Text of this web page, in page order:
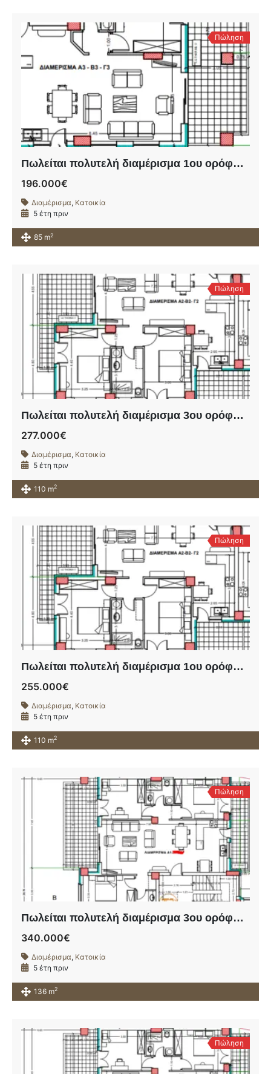
Πώληση
Πωλείται πολυτελή διαμέρισμα 1ου ορόφου σε υπό ανέγερση οικοδομή πλησίον της οδού Ηρώων Πολυτεχνείου.
196.000€
Διαμέρισμα, Κατοικία
5 έτη πριν
85 m2
Πώληση
Πωλείται πολυτελή διαμέρισμα 3ου ορόφου σε υπό ανέγερση οικοδομή πλησίον της οδού Ηρώων Πολυτεχνείου.
277.000€
Διαμέρισμα, Κατοικία
5 έτη πριν
110 m2
Πώληση
Πωλείται πολυτελή διαμέρισμα 1ου ορόφου σε υπό ανέγερση οικοδομή πλησίον της οδού Ηρώων Πολυτεχνείου.
255.000€
Διαμέρισμα, Κατοικία
5 έτη πριν
110 m2
Πώληση
Πωλείται πολυτελή διαμέρισμα 3ου ορόφου σε υπό ανέγερση οικοδομή πλησίον της οδού Ηρώων Πολυτεχνείου.
340.000€
Διαμέρισμα, Κατοικία
5 έτη πριν
136 m2
Πώληση